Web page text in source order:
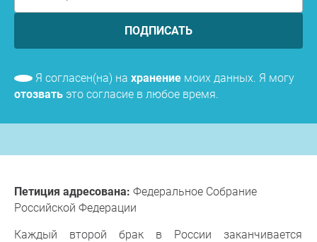
ПОДПИСАТЬ
Я согласен(на) на хранение моих данных. Я могу
отозвать это согласие в любое время.
Петиция адресована: Федеральное Собрание
Российской Федерации
Каждый второй брак в России заканчивается